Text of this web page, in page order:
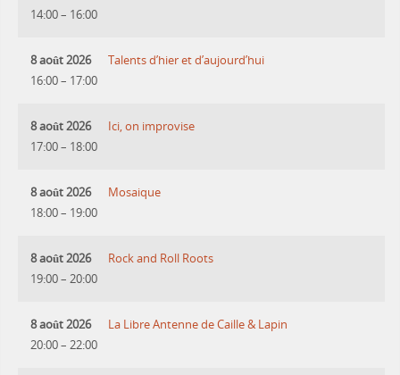
14:00– 16:00
8 août 2026
16:00– 17:00
Talents d’hier et d’aujourd’hui
8 août 2026
17:00– 18:00
Ici, on improvise
8 août 2026
18:00– 19:00
Mosaique
8 août 2026
19:00– 20:00
Rock and Roll Roots
8 août 2026
20:00– 22:00
La Libre Antenne de Caille & Lapin